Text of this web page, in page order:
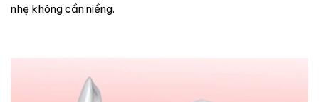
nhẹ không cần niềng.